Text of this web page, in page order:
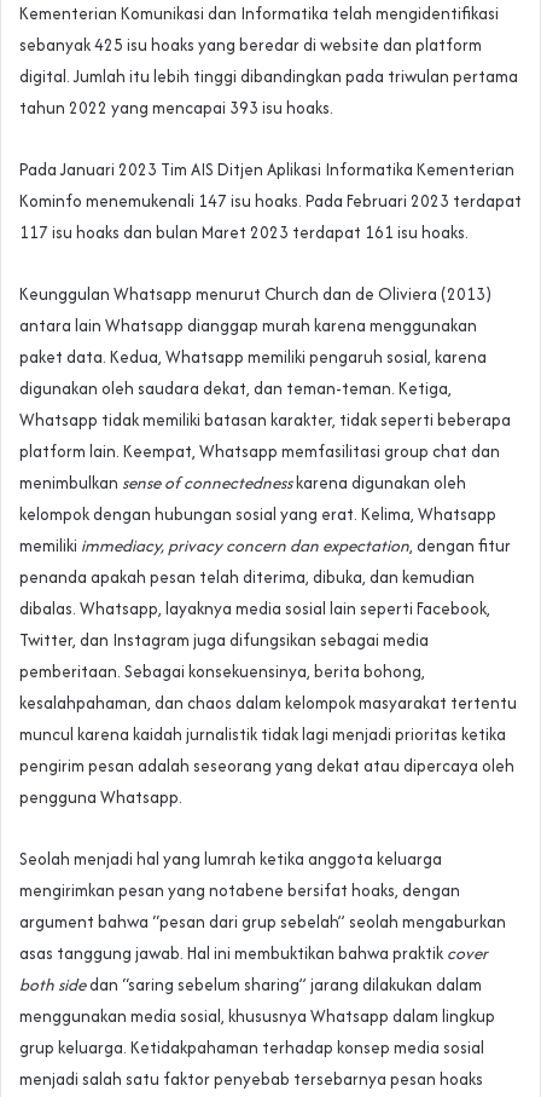
Kementerian Komunikasi dan Informatika telah mengidentifikasi
sebanyak 425 isu hoaks yang beredar di website dan platform
digital. Jumlah itu lebih tinggi dibandingkan pada triwulan pertama
tahun 2022 yang mencapai 393 isu hoaks.
Pada Januari 2023 Tim AIS Ditjen Aplikasi Informatika Kementerian
Kominfo menemukenali 147 isu hoaks. Pada Februari 2023 terdapat
117 isu hoaks dan bulan Maret 2023 terdapat 161 isu hoaks.
Keunggulan Whatsapp menurut Church dan de Oliviera (2013)
antara lain Whatsapp dianggap murah karena menggunakan
paket data. Kedua, Whatsapp memiliki pengaruh sosial, karena
digunakan oleh saudara dekat, dan teman-teman. Ketiga,
Whatsapp tidak memiliki batasan karakter, tidak seperti beberapa
platform lain. Keempat, Whatsapp memfasilitasi group chat dan
menimbulkan sense of connectednesskarena digunakan oleh
kelompok dengan hubungan sosial yang erat. Kelima, Whatsapp
memiliki immediacy, privacy concern dan expectation, dengan fitur
penanda apakah pesan telah diterima, dibuka, dan kemudian
dibalas. Whatsapp, layaknya media sosial lain seperti Facebook,
Twitter, dan Instagram juga difungsikan sebagai media
pemberitaan. Sebagai konsekuensinya, berita bohong,
kesalahpahaman, dan chaos dalam kelompok masyarakat tertentu
muncul karena kaidah jurnalistik tidak lagi menjadi prioritas ketika
pengirim pesan adalah seseorang yang dekat atau dipercaya oleh
pengguna Whatsapp.
Seolah menjadi hal yang lumrah ketika anggota keluarga
mengirimkan pesan yang notabene bersifat hoaks, dengan
argument bahwa “pesan dari grup sebelah” seolah mengaburkan
asas tanggung jawab. Hal ini membuktikan bahwa praktik cover
both sidedan “saring sebelum sharing” jarang dilakukan dalam
menggunakan media sosial, khususnya Whatsapp dalam lingkup
grup keluarga. Ketidakpahaman terhadap konsep media sosial
menjadi salah satu faktor penyebab tersebarnya pesan hoaks